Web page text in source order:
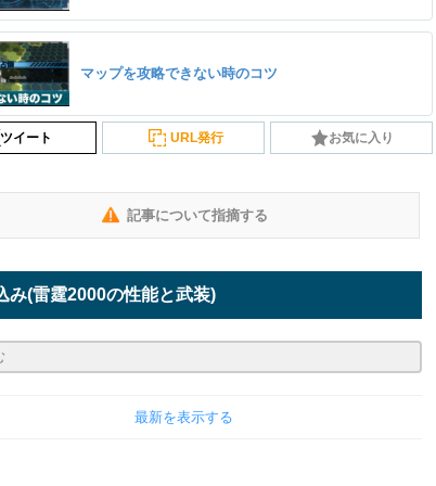
マップを攻略できない時のコツ
ツイート URL発行 お気に入り
記事について指摘する
み(雷霆2000の性能と武装)
最新を表示する